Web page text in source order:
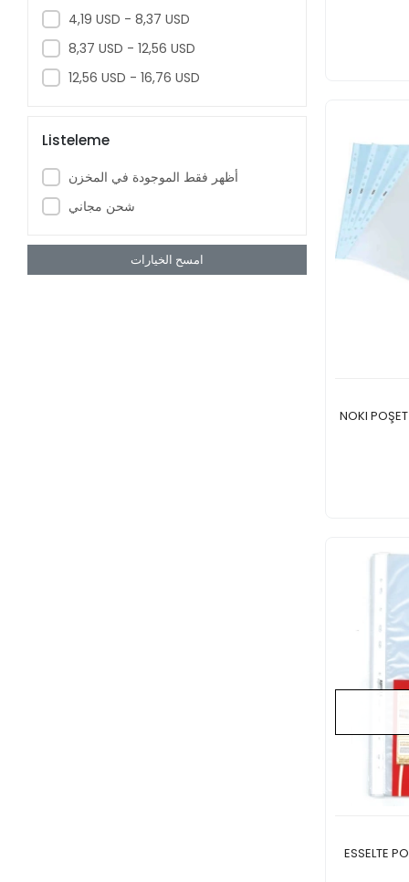
4,19 USD - 8,37 USD
8,37 USD - 12,56 USD
12,56 USD - 16,76 USD
Listeleme
أظهر فقط الموجودة في المخزن
شحن مجاني
امسح الخيارات
NOKI
ESSELTE